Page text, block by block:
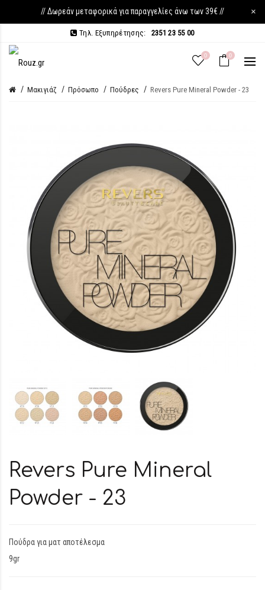
// Δωρεάν μεταφορικά για παραγγελίες άνω των 39€ // ×
Τηλ. Εξυπηρέτησης: 2351 23 55 00
0 0
Μακιγιάζ Πρόσωπο Πούδρες Revers Pure Mineral Powder - 23
Revers Pure Mineral
Powder - 23
Πούδρα για ματ αποτέλεσμα
9gr